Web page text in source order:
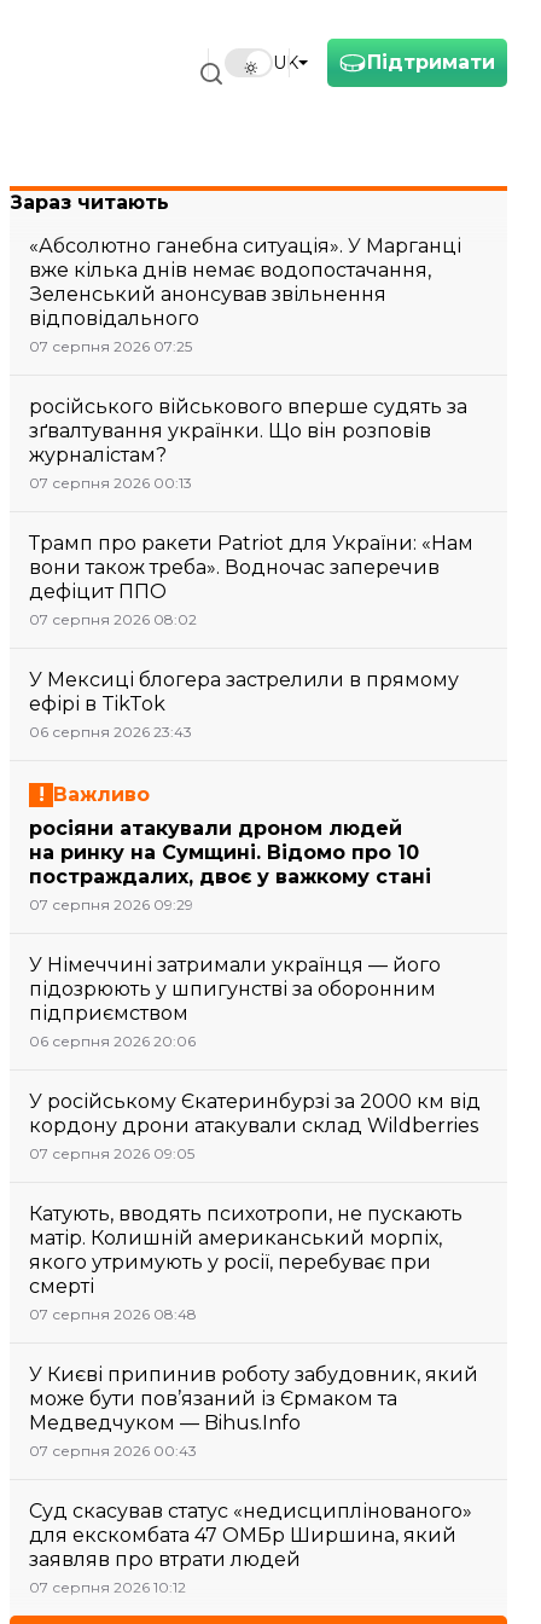
Підтримати
UK
Зараз читають
«Абсолютно ганебна ситуація». У Марганці
вже кілька днів немає водопостачання,
Зеленський анонсував звільнення
відповідального
07 серпня 2026 07:25
російського військового вперше судять за
зґвалтування українки. Що він розповів
журналістам?
07 серпня 2026 00:13
Трамп про ракети Patriot для України: «Нам
вони також треба». Водночас заперечив
дефіцит ППО
07 серпня 2026 08:02
У Мексиці блогера застрелили в прямому
ефірі в TikTok
06 серпня 2026 23:43
Важливо
росіяни атакували дроном людей
на ринку на Сумщині. Відомо про 10
постраждалих, двоє у важкому стані
07 серпня 2026 09:29
У Німеччині затримали українця — його
підозрюють у шпигунстві за оборонним
підприємством
06 серпня 2026 20:06
У російському Єкатеринбурзі за 2000 км від
кордону дрони атакували склад Wildberries
07 серпня 2026 09:05
Катують, вводять психотропи, не пускають
матір. Колишній американський морпіх,
якого утримують у росії, перебуває при
смерті
07 серпня 2026 08:48
У Києві припинив роботу забудовник, який
може бути пов’язаний із Єрмаком та
Медведчуком — Bihus.Info
07 серпня 2026 00:43
Суд скасував статус «недисциплінованого»
для екскомбата 47 ОМБр Ширшина, який
заявляв про втрати людей
07 серпня 2026 10:12